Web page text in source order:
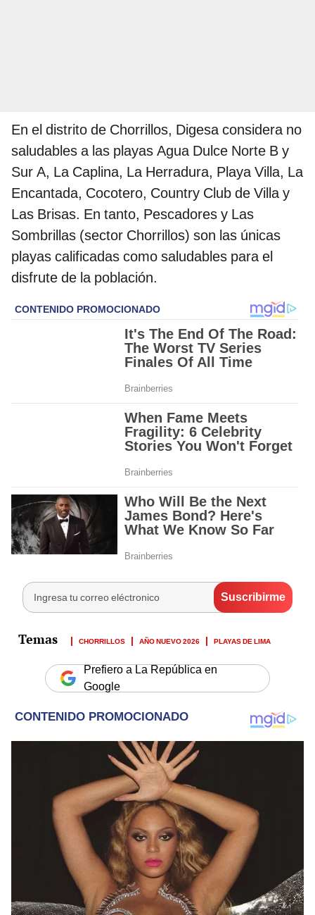
En el distrito de Chorrillos, Digesa considera no
saludables a las playas Agua Dulce Norte B y
Sur A, La Caplina, La Herradura, Playa Villa, La
Encantada, Cocotero, Country Club de Villa y
Las Brisas. En tanto, Pescadores y Las
Sombrillas (sector Chorrillos) son las únicas
playas calificadas como saludables para el
disfrute de la población.
CHORRILLOS AÑO NUEVO 2026 PLAYAS DE LIMA
Prefiero a La República en
Google